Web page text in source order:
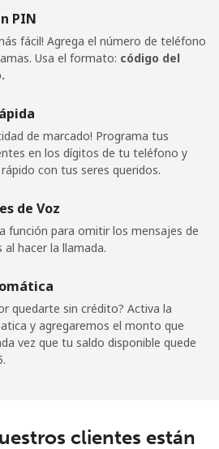
⁦$10⁩
665 min por
⁦$10⁩
⁦$10⁩
26 min por
-
PIN
fácil! Agrega el número de teléfono
Usa el formato: código del
de marcado! Programa tus
en los dígitos de tu teléfono y
con tus seres queridos.
de Voz
función para omitir los mensajes de
hacer la llamada.
quedarte sin crédito? Activa la
y agregaremos el monto que
vez que tu saldo disponible quede
clientes están